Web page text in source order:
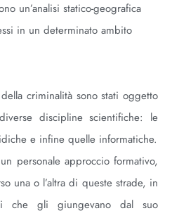
un’analisi statico-geografica
in un determinato ambito
criminalità sono stati oggetto
discipline scientifiche: le
e infine quelle informatiche.
personale approccio formativo,
una o l’altra di queste strade, in
che gli giungevano dal suo